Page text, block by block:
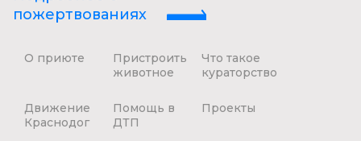
пожертвованиях
О приюте
Пристроить
животное
Что такое
кураторство
Движение
Краснодог
Помощь в
ДТП
Проекты